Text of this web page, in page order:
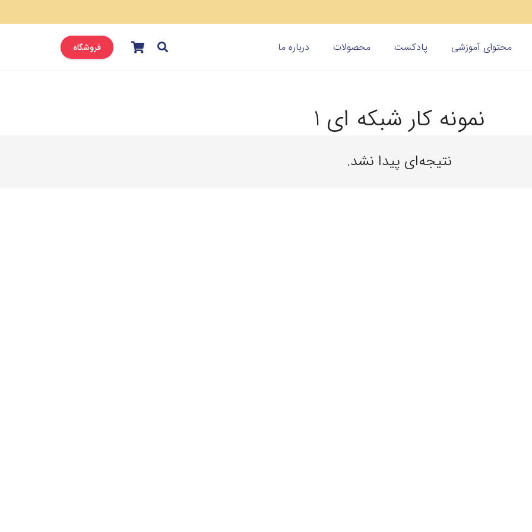
محتوای آموزشی پادکست محصولات درباره ما فروشگاه
نمونه کار شبکه ای 1
نتیجه‌ای پیدا نشد.